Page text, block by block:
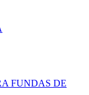
FUNDAS DE